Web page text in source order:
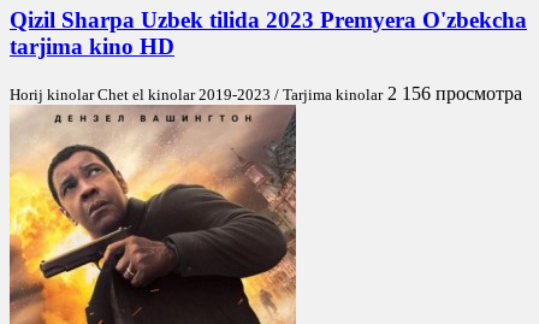
Qizil Sharpa Uzbek tilida 2023 Premyera O'zbekcha
tarjima kino HD
Horij kinolar Chet el kinolar 2019-2023 / Tarjima kinolar 2 156 просмотра